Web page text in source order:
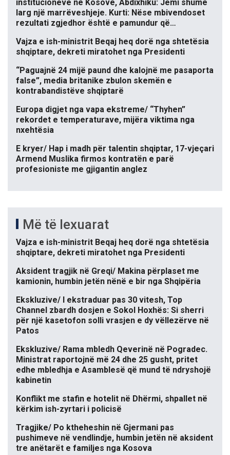
institucioneve në Kosovë, Abdixhiku: Jemi shumë
larg një marrëveshjeje. Kurti: Nëse mbivendoset
rezultati zgjedhor është e pamundur që…
Vajza e ish-ministrit Beqaj heq dorë nga shtetësia
shqiptare, dekreti miratohet nga Presidenti
“Paguajnë 24 mijë paund dhe kalojnë me pasaporta
false”, media britanike zbulon skemën e
kontrabandistëve shqiptarë
Europa digjet nga vapa ekstreme/ “Thyhen”
rekordet e temperaturave, mijëra viktima nga
nxehtësia
E kryer/ Hap i madh për talentin shqiptar, 17-vjeçari
Armend Muslika firmos kontratën e parë
profesioniste me gjigantin anglez
Më të lexuarat
Vajza e ish-ministrit Beqaj heq dorë nga shtetësia
shqiptare, dekreti miratohet nga Presidenti
Aksident tragjik në Greqi/ Makina përplaset me
kamionin, humbin jetën nënë e bir nga Shqipëria
Ekskluzive/ I ekstraduar pas 30 vitesh, Top
Channel zbardh dosjen e Sokol Hoxhës: Si sherri
për një kasetofon solli vrasjen e dy vëllezërve në
Patos
Ekskluzive/ Rama mbledh Qeverinë në Pogradec.
Ministrat raportojnë më 24 dhe 25 gusht, pritet
edhe mbledhja e Asamblesë që mund të ndryshojë
kabinetin
Konflikt me stafin e hotelit në Dhërmi, shpallet në
kërkim ish-zyrtari i policisë
Tragjike/ Po ktheheshin në Gjermani pas
pushimeve në vendlindje, humbin jetën në aksident
tre anëtarët e familjes nga Kosova